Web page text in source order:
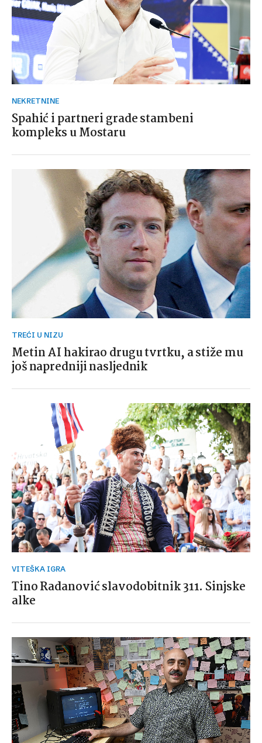
NEKRETNINE
Spahić i partneri grade stambeni
kompleks u Mostaru
TREĆI U NIZU
Metin AI hakirao drugu tvrtku, a stiže mu
još napredniji nasljednik
VITEŠKA IGRA
Tino Radanović slavodobitnik 311. Sinjske
alke